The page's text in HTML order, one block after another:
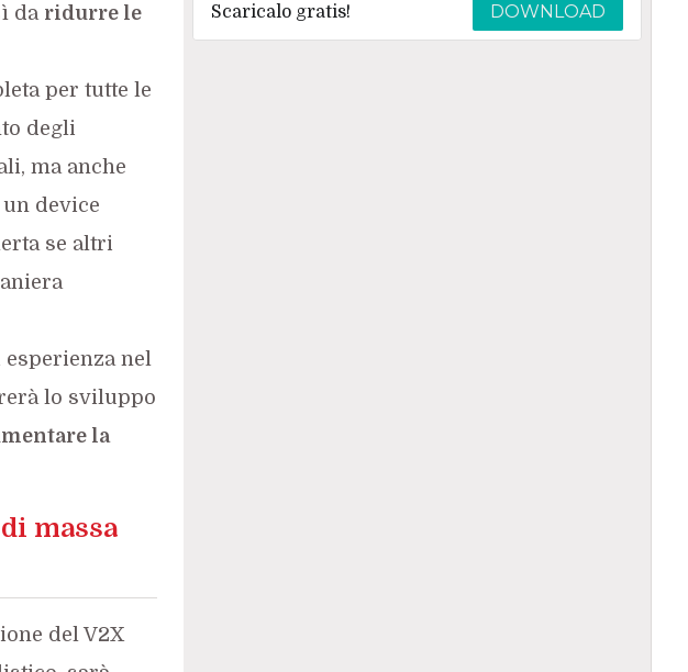
da ridurre le
per tutte le
degli
ma anche
un device
se altri
nel
lo sviluppo
la
massa
del V2X
Scaricalo gratis! DOWNLOAD